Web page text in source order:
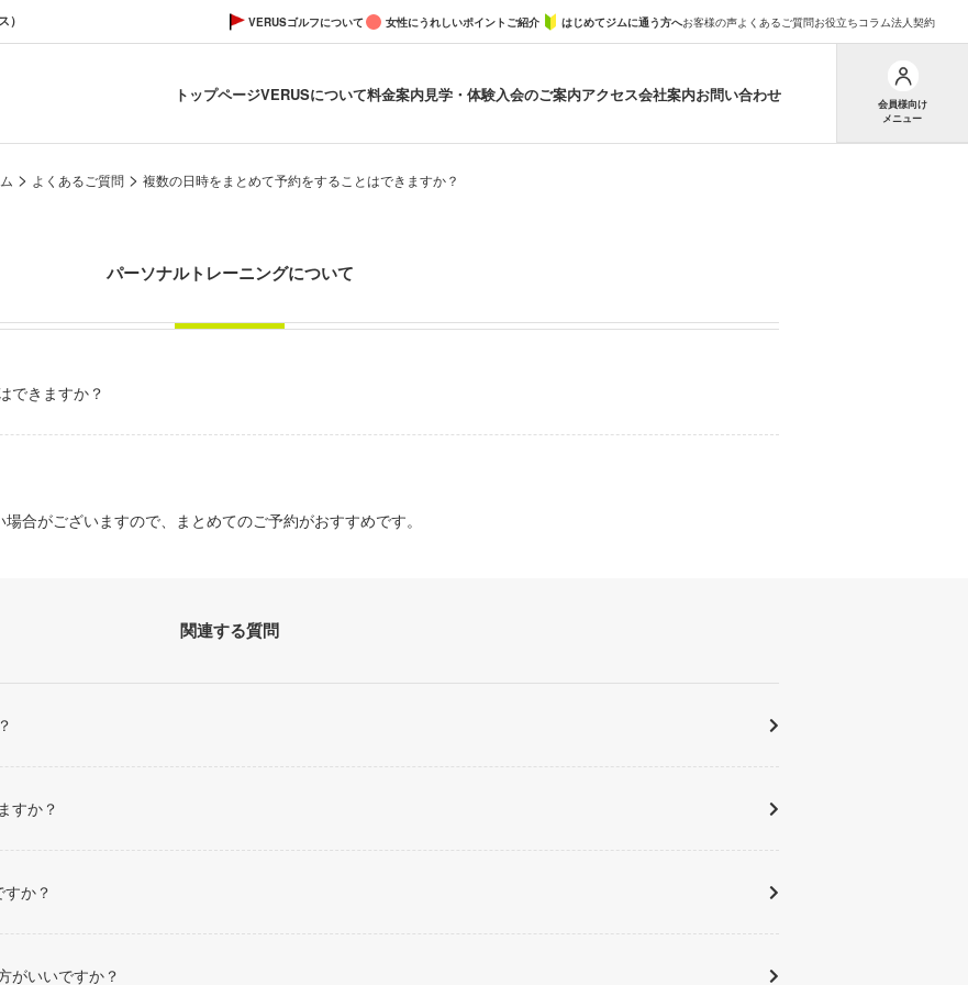
） VERUSゴルフについて 女性にうれしいポイントご紹介 はじめてジムに通う方へお客様の声よくあるご質問お役立ちコラム法人契約
トップページVERUSについて料金案内見学・体験入会のご案内アクセス会社案内お問い合わせ
会員様向け
メニュー
> よくあるご質問 > 複数の日時をまとめて予約をすることはできますか？
パーソナルトレーニングについて
できますか？
合がございますので、まとめてのご予約がおすすめです。
関連する質問
すか？
か？
がいいですか？